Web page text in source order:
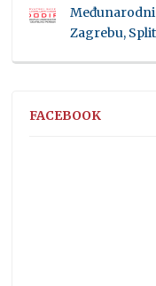
Međunarodni
Zagrebu,
FACEBOOK